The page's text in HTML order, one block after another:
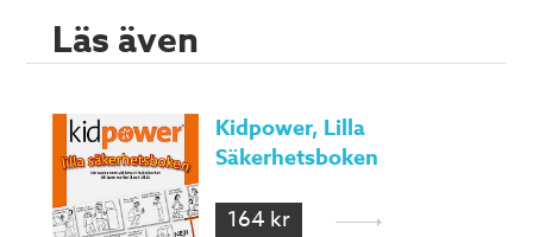
Läs även
Kidpower, Lilla
Säkerhetsboken
164 kr